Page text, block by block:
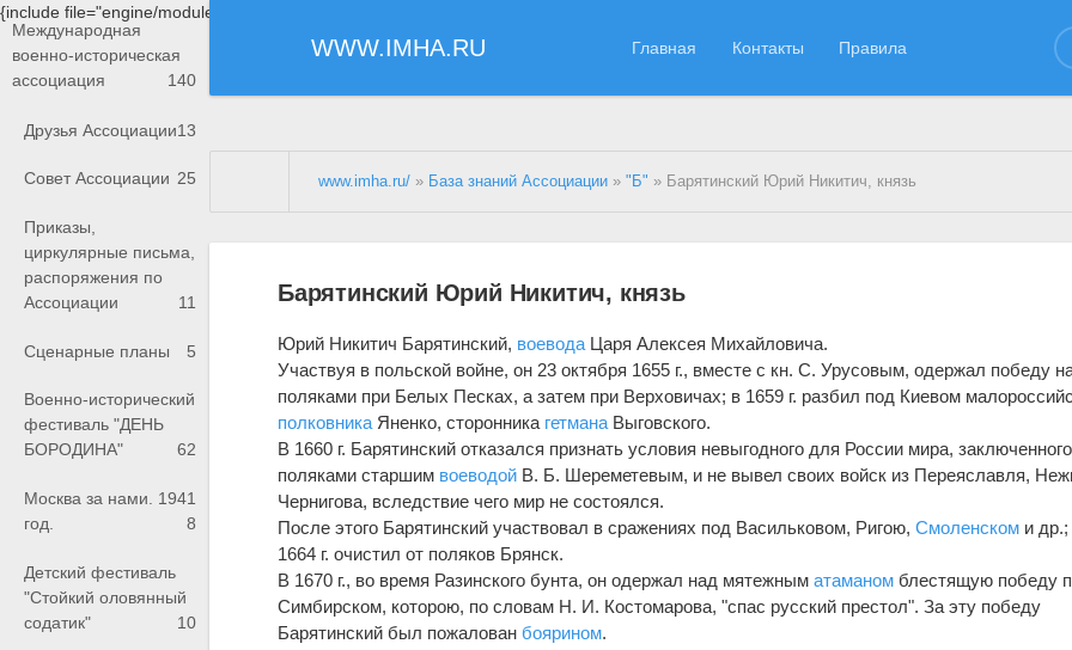
{include file="engine/modules/saperu/head.php"}
WWW.IMHA.RU Главная Контакты Правила
Международная
военно-историческая
ассоциация
140
Друзья Ассоциации13
Совет Ассоциации 25
Приказы,
циркулярные письма,
распоряжения по
Ассоциации
11
Сценарные планы 5
Военно-исторический
фестиваль "ДЕНЬ
БОРОДИНА"
62
Москва за нами. 1941
год.
8
Детский фестиваль
"Стойкий оловянный
содатик"
10
www.imha.ru/ » База знаний Ассоциации »"Б" » Барятинский Юрий Никитич, князь
Барятинский Юрий Никитич, князь
Юрий Никитич Барятинский, воевода Царя Алексея Михайловича.
Участвуя в польской войне, он 23 октября 1655 г., вместе с кн. С. Урусовым, одержал победу
поляками при Белых Песках, а затем при Верховичах; в 1659 г. разбил под Киевом
полковника Яненко, сторонника гетмана Выговского.
В 1660 г. Барятинский отказался признать условия невыгодного для России мира,
поляками старшим воеводой В. Б. Шереметевым, и не вывел своих войск из Переяславля,
Чернигова, вследствие чего мир не состоялся.
После этого Барятинский участвовал в сражениях под Васильковом, Ригою,Смоленском и др.;
1664 г. очистил от поляков Брянск.
В 1670 г., во время Разинского бунта, он одержал над мятежныматаманом блестящую победу
Симбирском, которою, по словам Н. И. Костомарова, "спас русский престол". За эту победу
Барятинский был пожалован боярином.